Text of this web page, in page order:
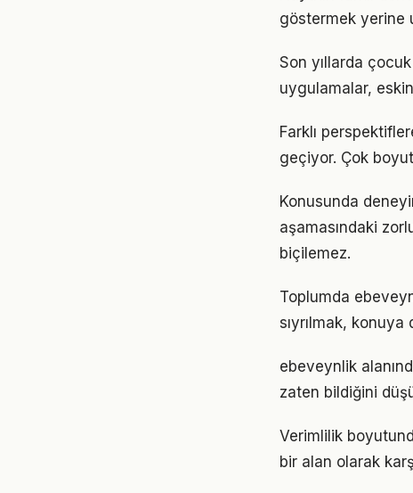
göstermek yerine
Son yıllarda
uygulamalar,
Farklı
geçiyor. Çok
Konusunda
aşamasındaki
biçilemez.
Toplumda
sıyrılmak, konuya
ebeveynlik
zaten bildiğini
Verimlilik
bir alan olarak